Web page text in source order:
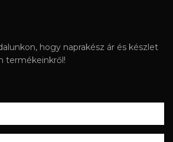
hogy naprakész ár és készlet
termékeinkről!